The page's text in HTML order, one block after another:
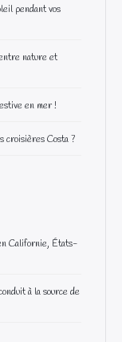
pendant vos
nature et
en mer !
croisières Costa ?
Californie, États-
à la source de